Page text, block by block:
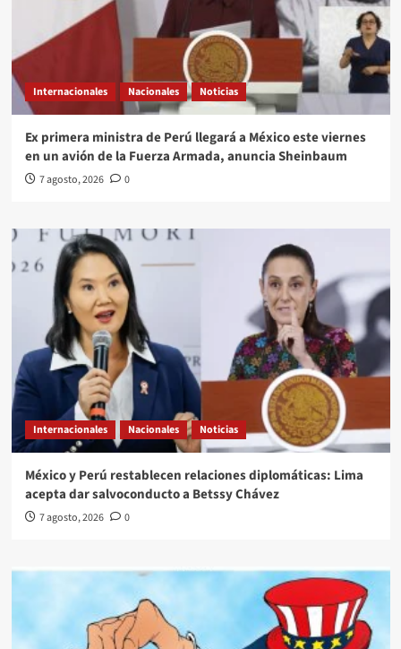
Internacionales Nacionales Noticias
Ex primera ministra de Perú llegará a México este viernes
en un avión de la Fuerza Armada, anuncia Sheinbaum
7 agosto, 2026 0
Internacionales Nacionales Noticias
México y Perú restablecen relaciones diplomáticas: Lima
acepta dar salvoconducto a Betssy Chávez
7 agosto, 2026 0